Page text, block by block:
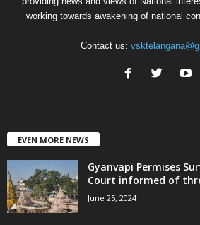
working towards awakening of national
Contact us:
EVEN MORE NEWS
Gyanvapi Permises
Court informed of
June 25, 2024